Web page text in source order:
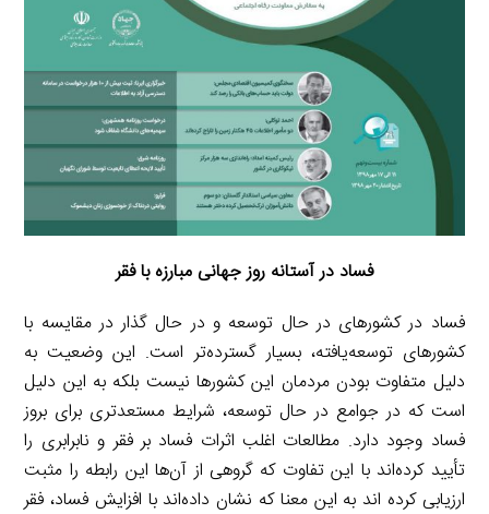
فساد در آستانه روز جهانی مبارزه با فقر
فساد در کشورهای در حال توسعه و در حال گذار در مقایسه با
کشورهای توسعه‌یافته، بسیار گسترده‌تر است. این وضعیت به
دلیل متفاوت بودن مردمان این کشورها نیست بلکه به این دلیل
است که در جوامع در حال توسعه، شرایط مستعدتری برای بروز
فساد وجود دارد. مطالعات اغلب اثرات فساد بر فقر و نابرابری را
تأیید کرده‌اند با این تفاوت که گروهی از آن‌ها این رابطه را مثبت
ارزیابی کرده اند به این معنا که نشان داده‌اند با افزایش فساد، فقر